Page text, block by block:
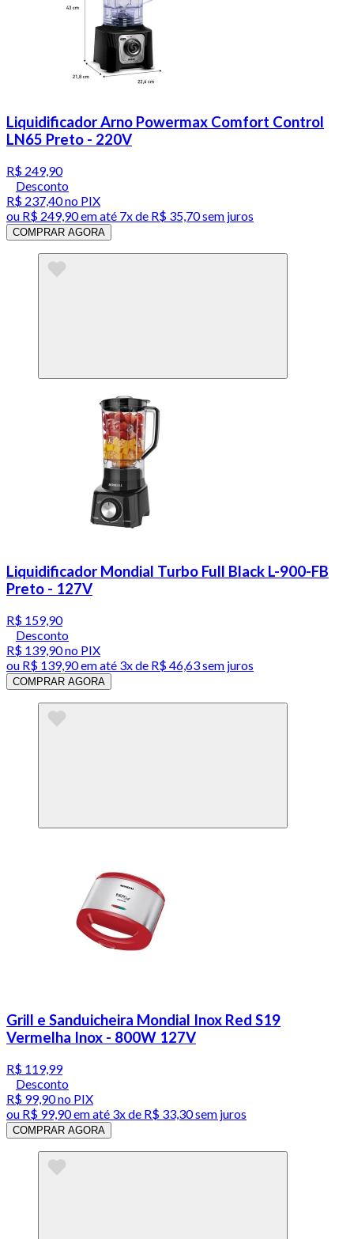
Liquidificador Arno Powermax Comfort Control
LN65 Preto - 220V
R$ 249,90
Desconto
R$ 237,40no PIX
ou R$ 249,90em até 7x de R$ 35,70 sem juros
COMPRAR AGORA
Liquidificador Mondial Turbo Full Black L-900-FB
Preto - 127V
R$ 159,90
Desconto
R$ 139,90no PIX
ou R$ 139,90em até 3x de R$ 46,63 sem juros
COMPRAR AGORA
Grill e Sanduicheira Mondial Inox Red S19
Vermelha Inox - 800W 127V
R$ 119,99
Desconto
R$ 99,90no PIX
ou R$ 99,90em até 3x de R$ 33,30 sem juros
COMPRAR AGORA